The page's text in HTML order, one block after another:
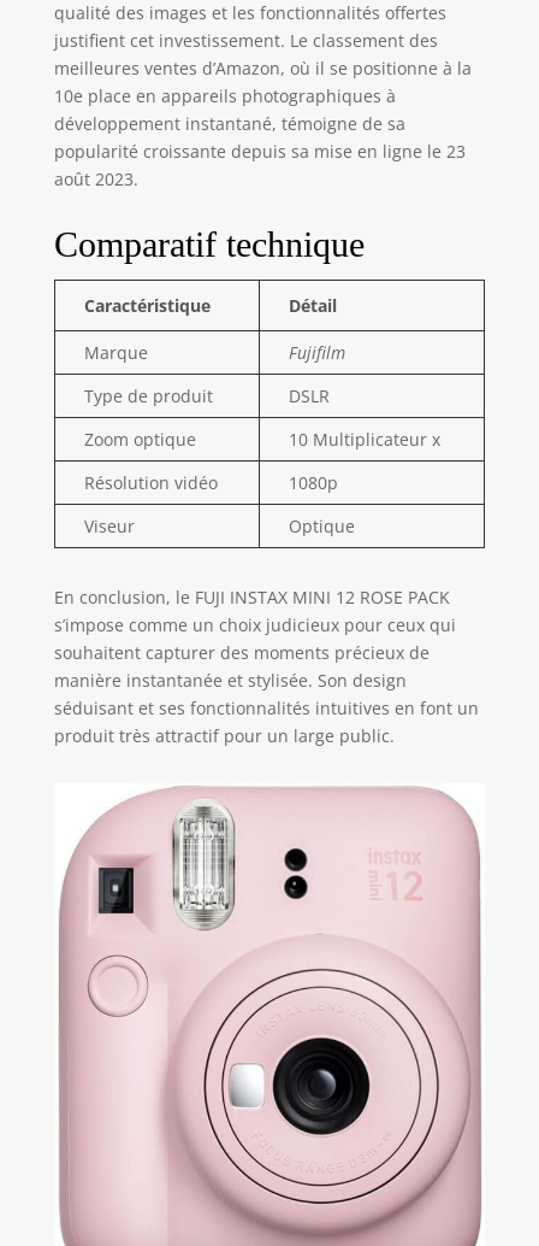
qualité des images et les fonctionnalités offertes
justifient cet investissement. Le classement des
meilleures ventes d’Amazon, où il se positionne à la
10e place en appareils photographiques à
développement instantané, témoigne de sa
popularité croissante depuis sa mise en ligne le 23
août 2023.
Comparatif technique
Caractéristique Détail
Marque
Fujifilm
Type de produit
DSLR
Zoom optique
10 Multiplicateur x
Résolution vidéo
1080p
Viseur
Optique
En conclusion, le FUJI INSTAX MINI 12 ROSE PACK
s’impose comme un choix judicieux pour ceux qui
souhaitent capturer des moments précieux de
manière instantanée et stylisée. Son design
séduisant et ses fonctionnalités intuitives en font un
produit très attractif pour un large public.